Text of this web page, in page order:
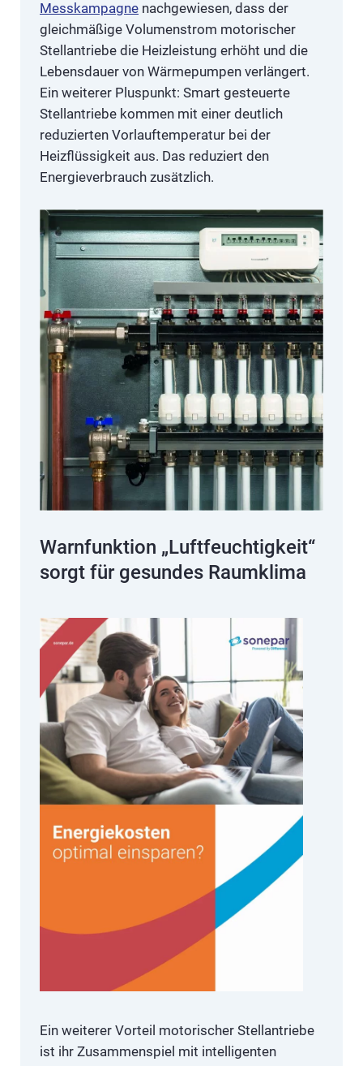
Messkampagne nachgewiesen, dass der
gleichmäßige Volumenstrom motorischer
Stellantriebe die Heizleistung erhöht und die
Lebensdauer von Wärmepumpen verlängert.
Ein weiterer Pluspunkt: Smart gesteuerte
Stellantriebe kommen mit einer deutlich
reduzierten Vorlauftemperatur bei der
Heizflüssigkeit aus. Das reduziert den
Energieverbrauch zusätzlich.
Warnfunktion „Luftfeuchtigkeit“
sorgt für gesundes Raumklima
Ein weiterer Vorteil motorischer Stellantriebe
ist ihr Zusammenspiel mit intelligenten